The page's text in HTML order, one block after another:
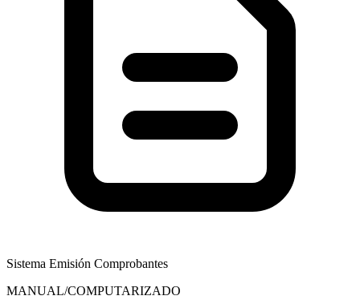
Sistema Emisión Comprobantes
MANUAL/COMPUTARIZADO